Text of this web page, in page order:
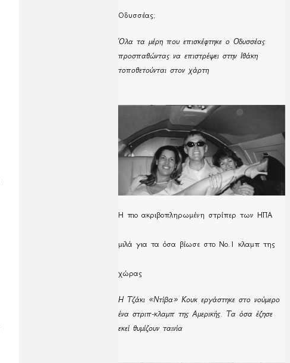
Οδυσσέας;
Όλα τα μέρη που επισκέφτηκε ο Οδυσσέας
προσπαθώντας να επιστρέψει στην Ιθάκη
τοποθετούνται στον χάρτη
H πιο ακριβοπληρωμένη στρίπερ των ΗΠΑ
μιλά για τα όσα βίωσε στο Νο.1 κλαμπ της
χώρας
Η Τζάκι «Ντίβα» Κουκ εργάστηκε στο νούμερο
ένα στριπ-κλαμπ της Αμερικής. Τα όσα έζησε
εκεί θυμίζουν ταινία